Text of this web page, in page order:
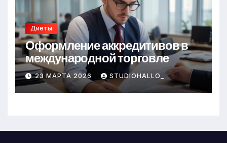
Диеты
Оформление аккредитивов в
международной торговле
23 МАРТА 2026 STUDIOHALLO_